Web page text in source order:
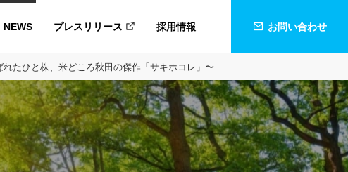
NEWS プレスリリース 採用情報 お問い合わせ
たひと株、米どころ秋田の傑作「サキホコレ」〜